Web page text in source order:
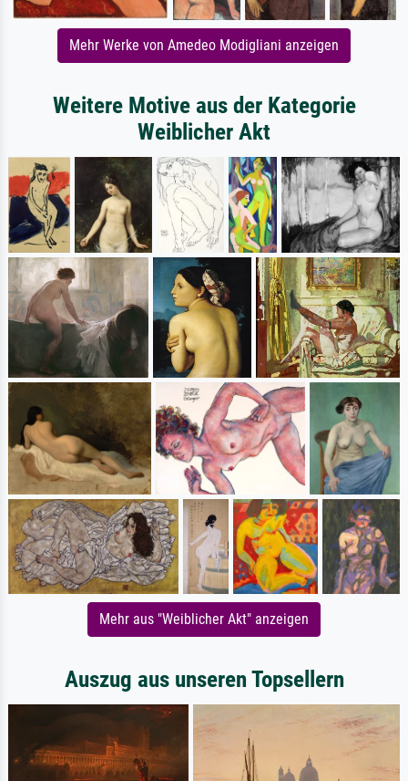
Mehr Werke von Amedeo Modigliani anzeigen
Weitere Motive aus der Kategorie
Weiblicher Akt
Mehr aus "Weiblicher Akt" anzeigen
Auszug aus unseren Topsellern